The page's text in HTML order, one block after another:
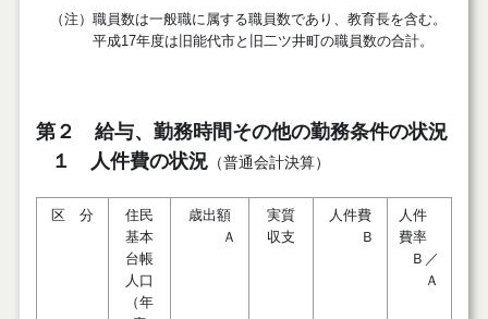
（注）職員数は一般職に属する職員数であり、教育長を含む。
平成17年度は旧能代市と旧二ツ井町の職員数の合計。
第２ 給与、勤務時間その他の勤務条件の状況
１ 人件費の状況（普通会計決算）
区 分
住民
基本
台帳
人口
（年
歳出額
Ａ
実質
収支
人件費
Ｂ
人件
費率
Ｂ／
Ａ